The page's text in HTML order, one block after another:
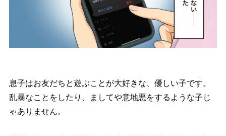
息子はお友だちと遊ぶことが大好きな、優しい子です。
乱暴なことをしたり、ましてや意地悪をするような子じ
ゃありません。